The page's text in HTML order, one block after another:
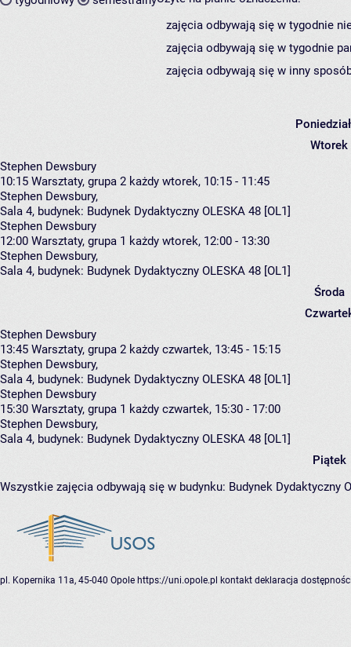
zajęcia odbywają się w tygodnie
zajęcia odbywają się w tygodnie
zajęcia odbywają się w inny
Wtorek
Stephen Dewsbury
10:15 Warsztaty, grupa 2 każdy wtorek, 10:15 - 11:45
Stephen Dewsbury,
Sala 4, budynek: Budynek Dydaktyczny OLESKA 48 [OL1]
Stephen Dewsbury
12:00 Warsztaty, grupa 1 każdy wtorek, 12:00 - 13:30
Stephen Dewsbury,
Sala 4, budynek: Budynek Dydaktyczny OLESKA 48 [OL1]
Środa
Stephen Dewsbury
13:45 Warsztaty, grupa 2 każdy czwartek, 13:45 - 15:15
Stephen Dewsbury,
Sala 4, budynek: Budynek Dydaktyczny OLESKA 48 [OL1]
Stephen Dewsbury
15:30 Warsztaty, grupa 1 każdy czwartek, 15:30 - 17:00
Stephen Dewsbury,
Sala 4, budynek: Budynek Dydaktyczny OLESKA 48 [OL1]
Piątek
Wszystkie zajęcia odbywają się w budynku: Budynek Dydaktyczny
pl. Kopernika 11a, 45-040 Opole https://uni.opole.pl kontakt deklaracja